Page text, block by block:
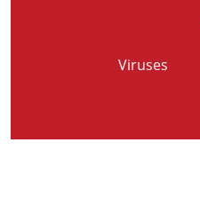
Viruses